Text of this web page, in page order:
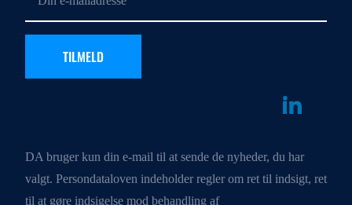
DA bruger kun din e-mail til at sende de nyheder, du har
valgt. Persondataloven indeholder regler om ret til indsigt, ret
til at gøre indsigelse mod behandling af